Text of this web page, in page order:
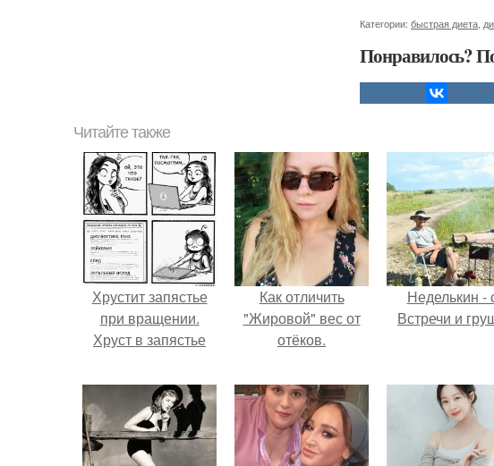
Категории: быстрая диета
Понравилось?
Читайте также
Хрустит запястье
при вращении.
Хруст в запястье
Как отличить
"Жировой" вес от
отёков.
Неделькин -
Встречи и